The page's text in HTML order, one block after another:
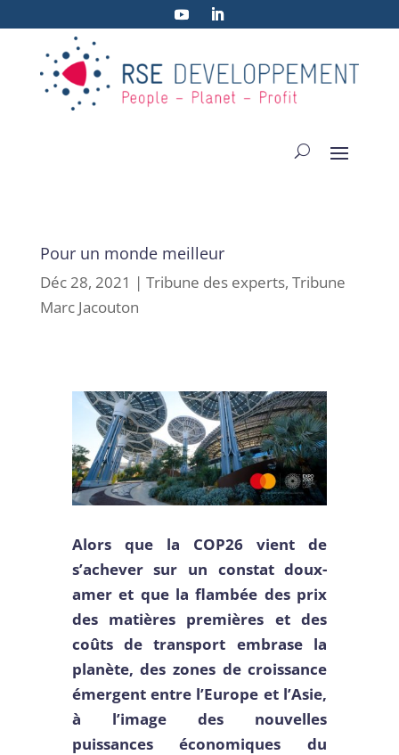
Pour un monde meilleur
Déc 28, 2021 | Tribune des experts, Tribune
Marc Jacouton
Alors que la COP26 vient de
s’achever sur un constat doux-
amer et que la flambée des prix
des matières premières et des
coûts de transport embrase la
planète, des zones de croissance
émergent entre l’Europe et l’Asie,
à l’image des nouvelles
puissances économiques du